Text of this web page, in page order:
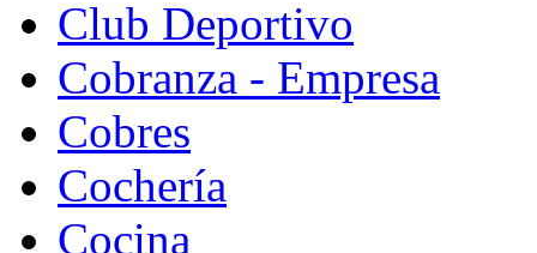
Club Deportivo
Cobranza - Empresa
Cobres
Cochería
Cocina